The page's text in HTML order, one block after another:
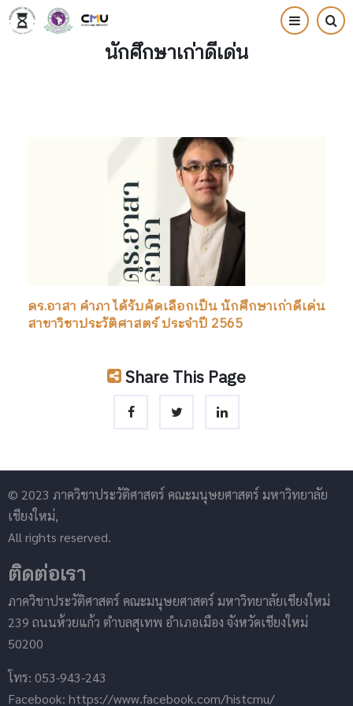
Skip
to
นักศึกษาเก่าดีเด่น
ดร.อาสา คำภา ได้รับคัดเลือกเป็น นักศึกษาเก่าดีเด่น
สาขาวิชาประวัติศาสตร์ ประจำปี 2565
Share This Page
© 2023 ภาควิชาประวัติศาสตร์ คณะมนุษยศาสตร์ มหาวิทยาลัย
เชียงใหม่,
All rights reserved.
ติดต่อเรา
ภาควิชาประวัติศาสตร์ คณะมนุษยศาสตร์ มหาวิทยาลัยเชียงใหม่
239 ถนนห้วยแก้ว ตำบลสุเทพ อำเภอเมือง จังหวัดเชียงใหม่
50200
โทร: 053-943-243
Facebook: https://www.facebook.com/histcmu/